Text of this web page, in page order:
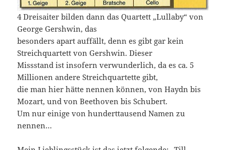
4 Dreisaiter bilden dann das Quartett „Lullaby“ von
George Gershwin, das
besonders apart auffällt, denn es gibt gar kein
Streichquartett von Gershwin. Dieser
Missstand ist insofern verwunderlich, da es ca. 5
Millionen andere Streichquartette gibt,
die man hier hätte nennen können, von Haydn bis
Mozart, und von Beethoven bis Schubert.
Um nur einige von hunderttausend Namen zu
nennen…